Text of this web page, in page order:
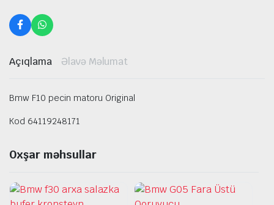
Açıqlama Əlavə Məlumat
Bmw F10 pecin matoru Original
Kod 64119248171
Oxşar məhsullar